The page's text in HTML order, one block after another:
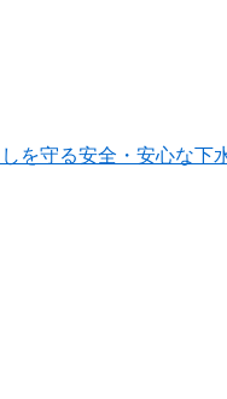
を守る安全・安心な下